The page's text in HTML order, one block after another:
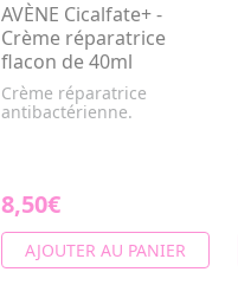
AVÈNE Cicalfate+ -
Crème réparatrice
flacon de 40ml
Crème réparatrice
antibactérienne.
8,50€
AJOUTER AU PANIER